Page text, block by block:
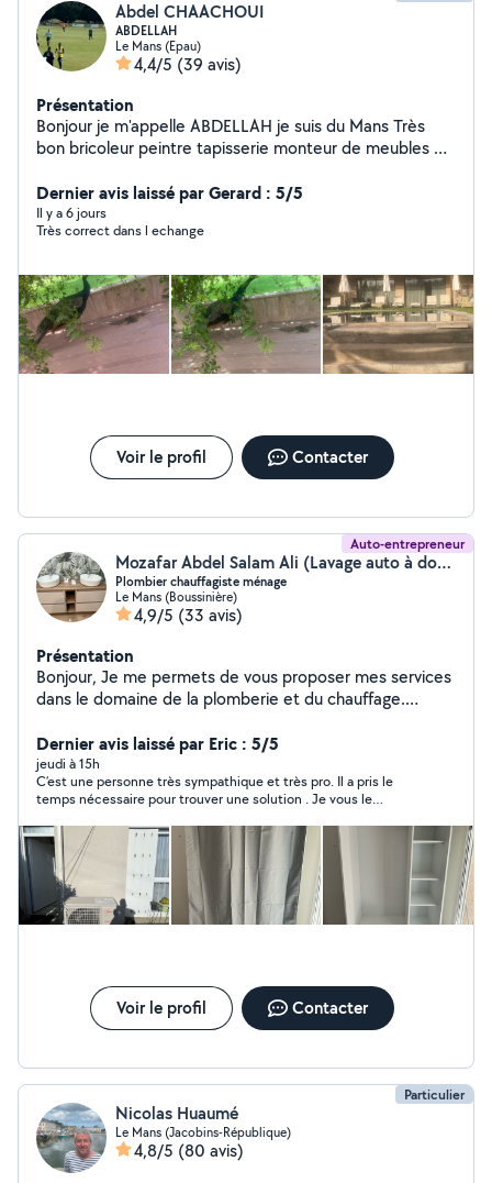
Abdel CHAACHOUI
ABDELLAH
Le Mans (Epau)
4,4/5 (39 avis)
Présentation
Bonjour je m'appelle ABDELLAH je suis du Mans Très
bon bricoleur peintre tapisserie monteur de meubles et
le sourire Cordialement
Dernier avis laissé par Gerard : 5/5
Il y a 6 jours
Très correct dans l echange
Voir le profil Contacter
Auto-entrepreneur
Mozafar Abdel Salam Ali (Lavage auto à domicile)
Plombier chauffagiste ménage
Le Mans (Boussinière)
4,9/5 (33 avis)
Présentation
Bonjour, Je me permets de vous proposer mes services
dans le domaine de la plomberie et du chauffage.
fuite d'eau, remplacement d'équipements, entretien
chauffage, etc. Je suis disponible rapidement et je
travaille avec sérieux et professionnalisme. Pour toute
question ou pour un devis gratuit, et aussi dans le
nettoyage que ça soit lavage auto à domicile ou
nettoyage des appartements ou maisons merci de
votre confiance cordialement
Dernier avis laissé par Eric : 5/5
jeudi à 15h
C’est une personne très sympathique et très pro. Il a pris le
temps nécessaire pour trouver une solution . Je vous le
Voir le profil Contacter
Particulier
Nicolas Huaumé
Le Mans (Jacobins-République)
4,8/5 (80 avis)